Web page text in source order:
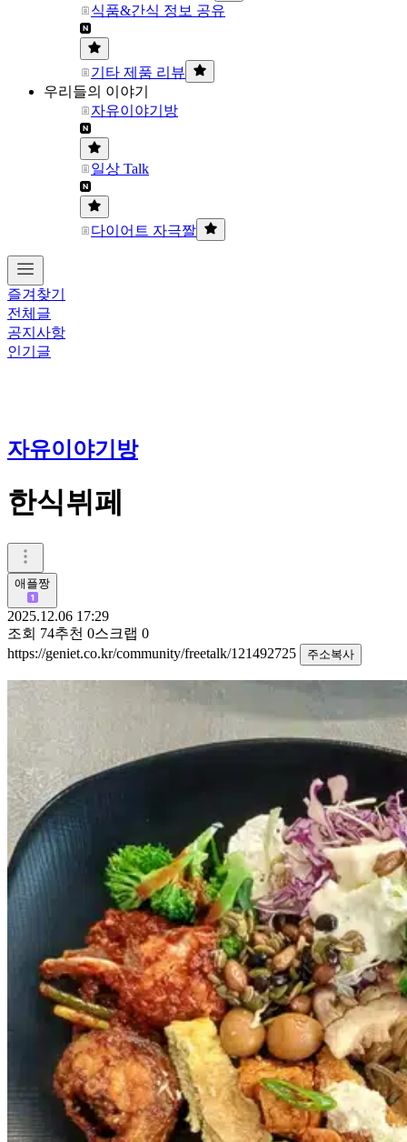
식품&간식 정보 공유
기타 제품 리뷰
우리들의 이야기
자유이야기방
일상 Talk
다이어트 자극짤
즐겨찾기
전체글
공지사항
인기글
자유이야기방
한식뷔페
애플짱
2025.12.06 17:29
조회 74추천 0스크랩 0
https://geniet.co.kr/community/freetalk/121492725
주소복사